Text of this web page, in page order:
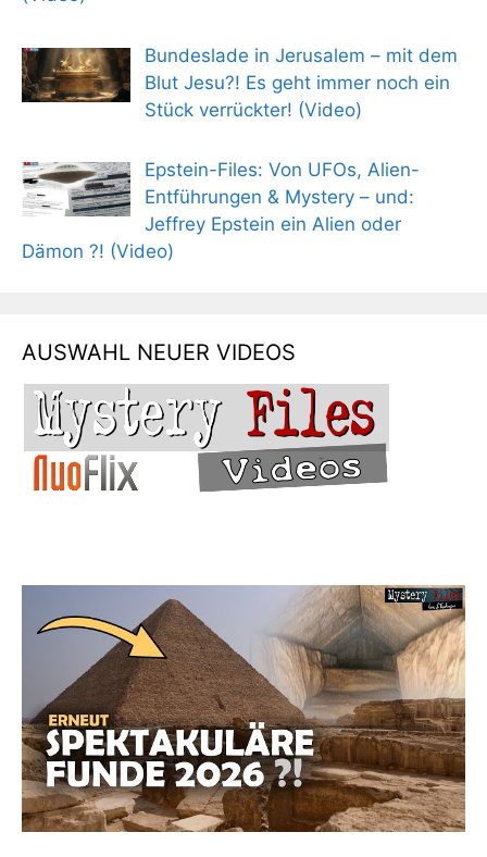
Bundeslade in Jerusalem – mit dem
Blut Jesu?! Es geht immer noch ein
Stück verrückter! (Video)
Epstein-Files: Von UFOs, Alien-
Entführungen & Mystery – und:
Jeffrey Epstein ein Alien oder
Dämon ?! (Video)
AUSWAHL NEUER VIDEOS